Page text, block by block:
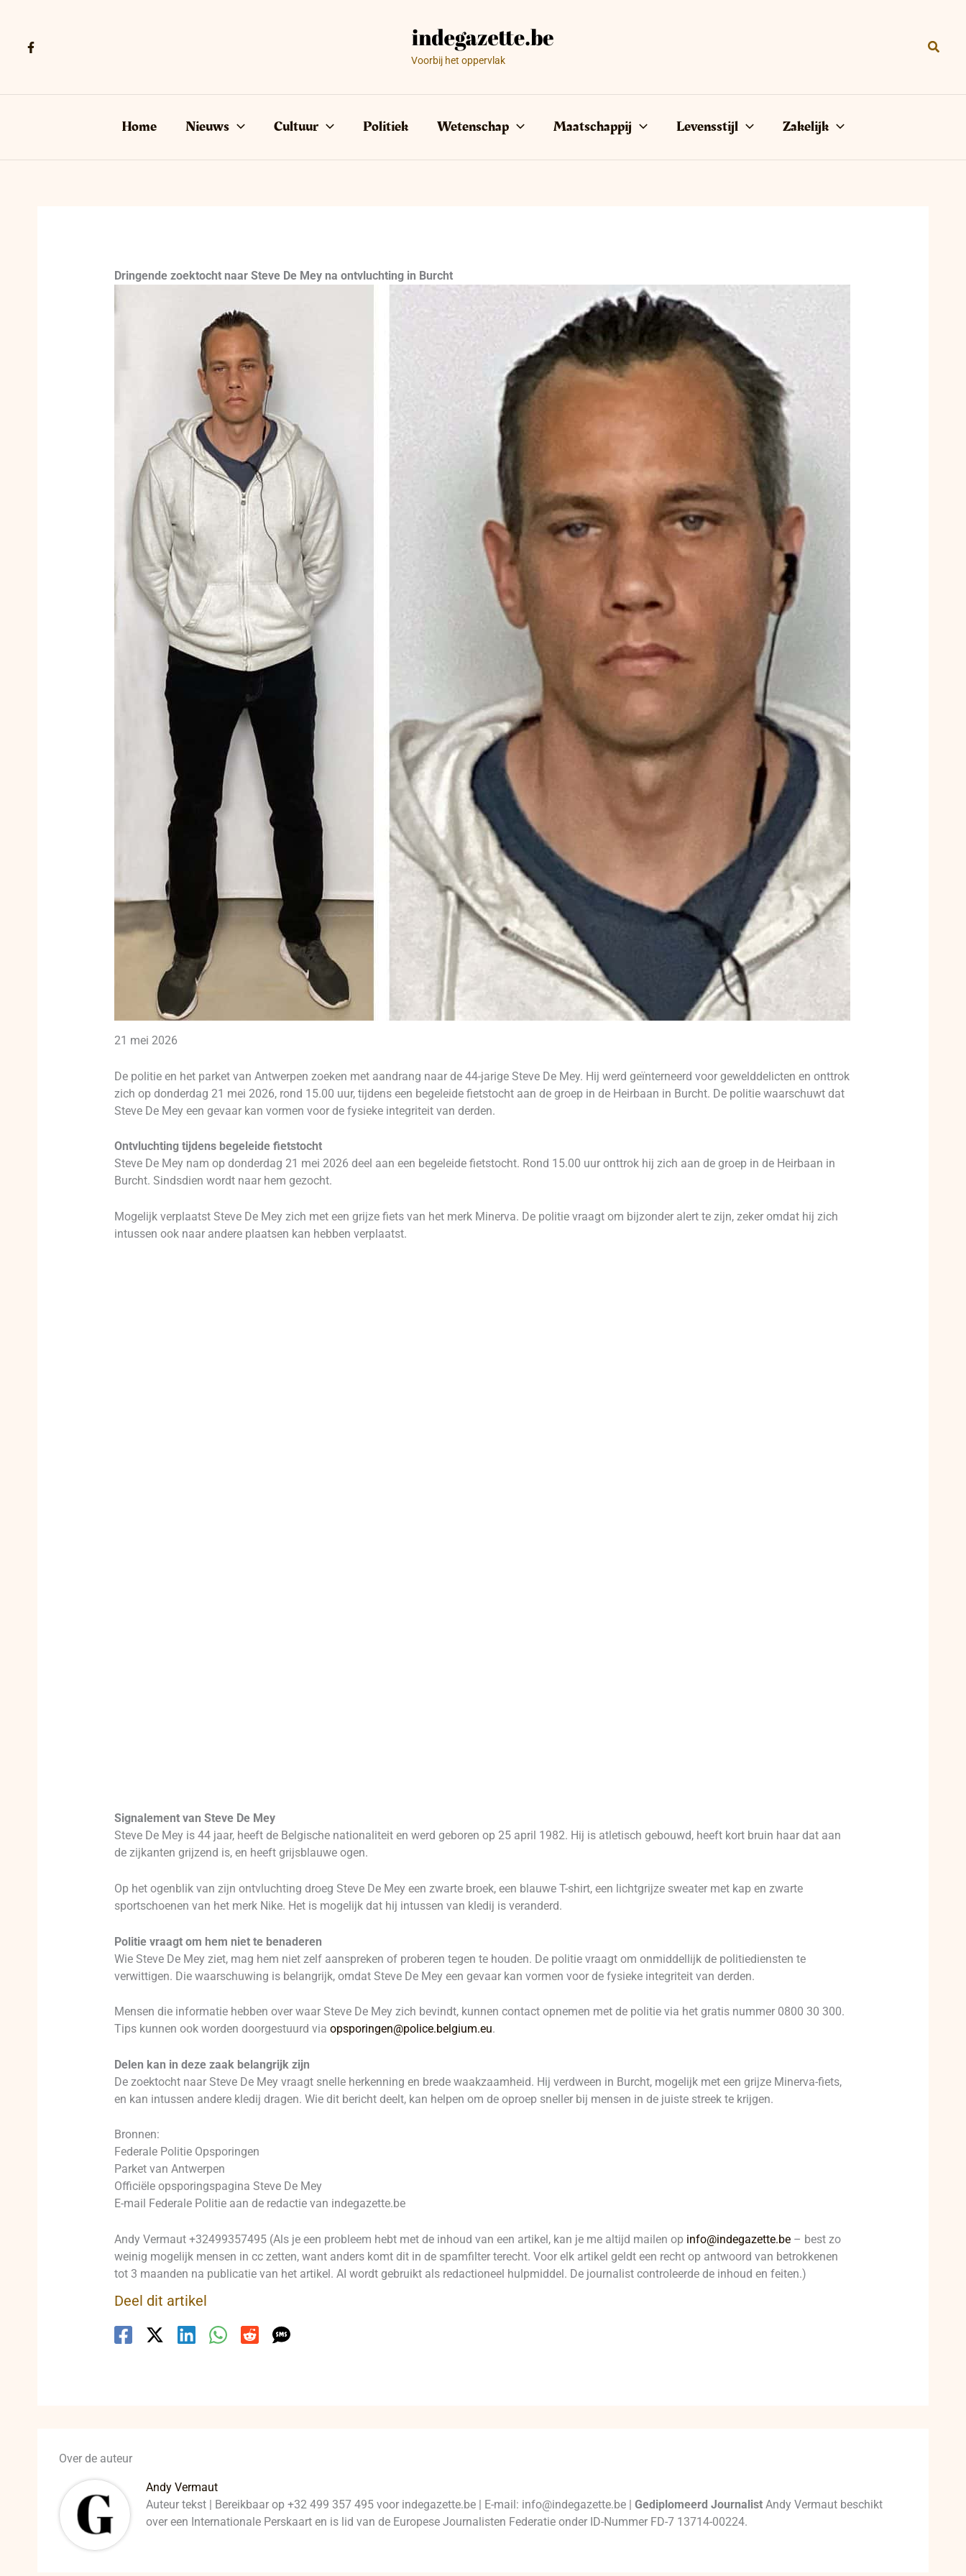
Voorbij het oppervlak
Home Nieuws Cultuur Politiek Wetenschap Maatschappij Levensstijl Zakelijk
Dringende zoektocht naar Steve De Mey na ontvluchting in Burcht
21 mei 2026
De politie en het parket van Antwerpen zoeken met aandrang naar de 44-jarige Steve De Mey. Hij werd geïnterneerd voor gewelddelicten en onttrok
zich op donderdag 21 mei 2026, rond 15.00 uur, tijdens een begeleide fietstocht aan de groep in de Heirbaan in Burcht. De politie waarschuwt dat
Steve De Mey een gevaar kan vormen voor de fysieke integriteit van derden.
Ontvluchting tijdens begeleide fietstocht
Steve De Mey nam op donderdag 21 mei 2026 deel aan een begeleide fietstocht. Rond 15.00 uur onttrok hij zich aan de groep in de Heirbaan in
Burcht. Sindsdien wordt naar hem gezocht.
Mogelijk verplaatst Steve De Mey zich met een grijze fiets van het merk Minerva. De politie vraagt om bijzonder alert te zijn, zeker omdat hij zich
intussen ook naar andere plaatsen kan hebben verplaatst.
Signalement van Steve De Mey
Steve De Mey is 44 jaar, heeft de Belgische nationaliteit en werd geboren op 25 april 1982. Hij is atletisch gebouwd, heeft kort bruin haar dat aan
de zijkanten grijzend is, en heeft grijsblauwe ogen.
Op het ogenblik van zijn ontvluchting droeg Steve De Mey een zwarte broek, een blauwe T-shirt, een lichtgrijze sweater met kap en zwarte
sportschoenen van het merk Nike. Het is mogelijk dat hij intussen van kledij is veranderd.
Politie vraagt om hem niet te benaderen
Wie Steve De Mey ziet, mag hem niet zelf aanspreken of proberen tegen te houden. De politie vraagt om onmiddellijk de politiediensten te
verwittigen. Die waarschuwing is belangrijk, omdat Steve De Mey een gevaar kan vormen voor de fysieke integriteit van derden.
Mensen die informatie hebben over waar Steve De Mey zich bevindt, kunnen contact opnemen met de politie via het gratis nummer 0800 30 300.
Tips kunnen ook worden doorgestuurd via opsporingen@police.belgium.eu.
Delen kan in deze zaak belangrijk zijn
De zoektocht naar Steve De Mey vraagt snelle herkenning en brede waakzaamheid. Hij verdween in Burcht, mogelijk met een grijze Minerva-fiets,
en kan intussen andere kledij dragen. Wie dit bericht deelt, kan helpen om de oproep sneller bij mensen in de juiste streek te krijgen.
Bronnen:
Federale Politie Opsporingen
Parket van Antwerpen
Officiële opsporingspagina Steve De Mey
E-mail Federale Politie aan de redactie van indegazette.be
Andy Vermaut +32499357495 (Als je een probleem hebt met de inhoud van een artikel, kan je me altijd mailen op info@indegazette.be– best zo
weinig mogelijk mensen in cc zetten, want anders komt dit in de spamfilter terecht. Voor elk artikel geldt een recht op antwoord van betrokkenen
tot 3 maanden na publicatie van het artikel. AI wordt gebruikt als redactioneel hulpmiddel. De journalist controleerde de inhoud en feiten.)
Deel dit artikel
Over de auteur
Andy Vermaut
Auteur tekst | Bereikbaar op +32 499 357 495 voor indegazette.be | E-mail: info@indegazette.be |Gediplomeerd Journalist Andy Vermaut beschikt
over een Internationale Perskaart en is lid van de Europese Journalisten Federatie onder ID-Nummer FD-7 13714-00224.